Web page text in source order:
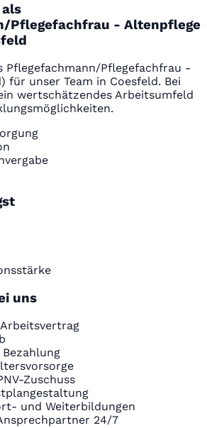
als
Pflegefachfrau - Altenpflege
Pflegefachmann/Pflegefachfrau -
für unser Team in Coesfeld. Bei
wertschätzendes Arbeitsumfeld
uns
Zuschuss
und Weiterbildungen
24/7